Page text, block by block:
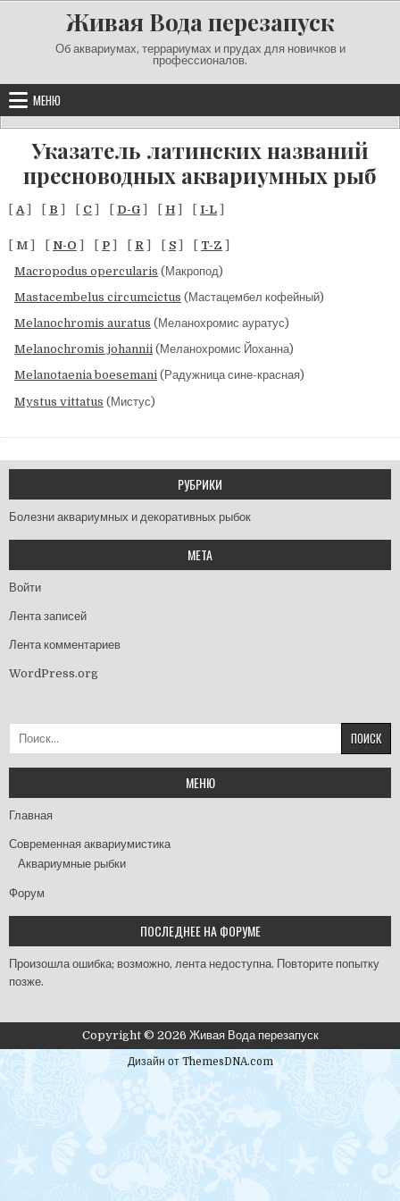
Живая Вода перезапуск
Об аквариумах, террариумах и прудах для новичков и
профессионалов.
МЕНЮ
Указатель латинских названий
пресноводных аквариумных рыб
[A] [ B C D-G H I-L
M N-O P R S T-Z
Macropodus opercularis (Макропод)
Mastacembelus circumcictus (Мастацембел кофейный)
Melanochromis auratus (Меланохромис ауратус)
Melanochromis johannii (Меланохромис Йоханна)
Melanotaenia boesemani (Радужница сине-красная)
Mystus vittatus (Мистус)
РУБРИКИ
Болезни аквариумных и декоративных рыбок
МЕТА
Войти
Лента записей
Лента комментариев
WordPress.org
МЕНЮ
Главная
Современная аквариумистика
Аквариумные рыбки
Форум
ПОСЛЕДНЕЕ НА ФОРУМЕ
Произошла ошибка; возможно, лента недоступна. Повторите попытку
позже.
Copyright © 2026 Живая Вода перезапуск
Дизайн от ThemesDNA.com